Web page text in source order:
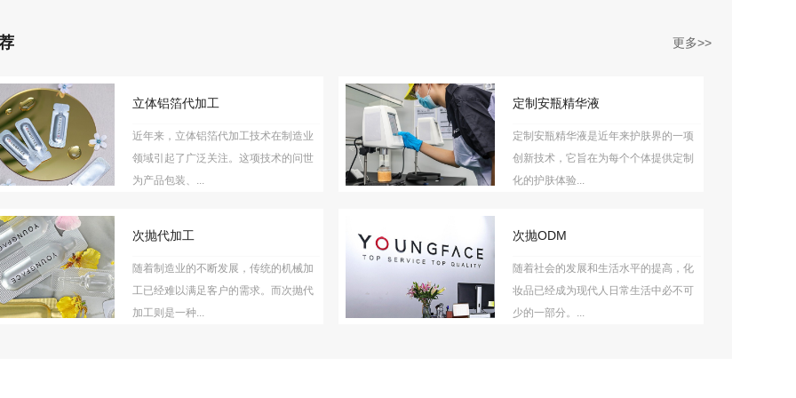
更多>>
立体铝箔代加工
近年来，立体铝箔代加工技术在制造业
领域引起了广泛关注。这项技术的问世
为产品包装、...
定制安瓶精华液
定制安瓶精华液是近年来护肤界的一项
创新技术，它旨在为每个个体提供定制
化的护肤体验...
次抛代加工
随着制造业的不断发展，传统的机械加
工已经难以满足客户的需求。而次抛代
加工则是一种...
次抛ODM
随着社会的发展和生活水平的提高，化
妆品已经成为现代人日常生活中必不可
少的一部分。...